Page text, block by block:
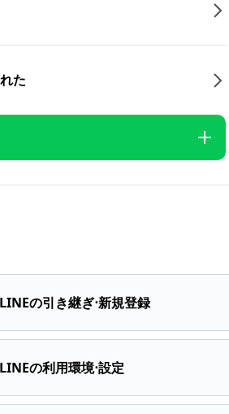
た
LINEの引き継ぎ⋅新規登録
LINEの利用環境⋅設定